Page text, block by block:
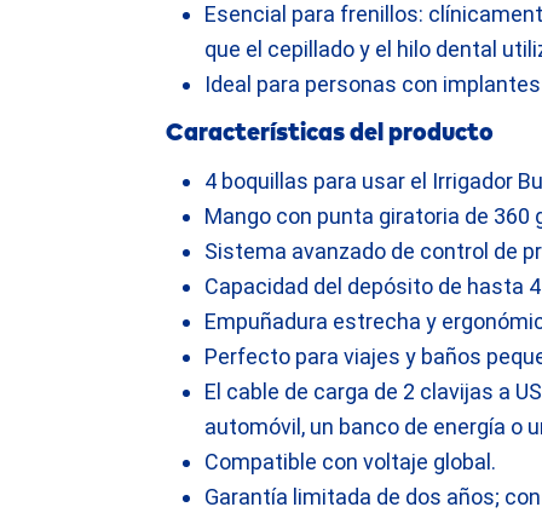
Esencial para frenillos:
que el cepillado y el hilo dental
Ideal para personas con
Características del producto
4 boquillas para usar el Irrigador
Mango con punta giratoria de 360
Sistema avanzado de control de
Capacidad del depósito de hasta
Empuñadura estrecha y
Perfecto para viajes y baños
El cable de carga de 2 clavijas a
automóvil, un banco de energía o
Compatible con voltaje global.
Garantía limitada de dos años;